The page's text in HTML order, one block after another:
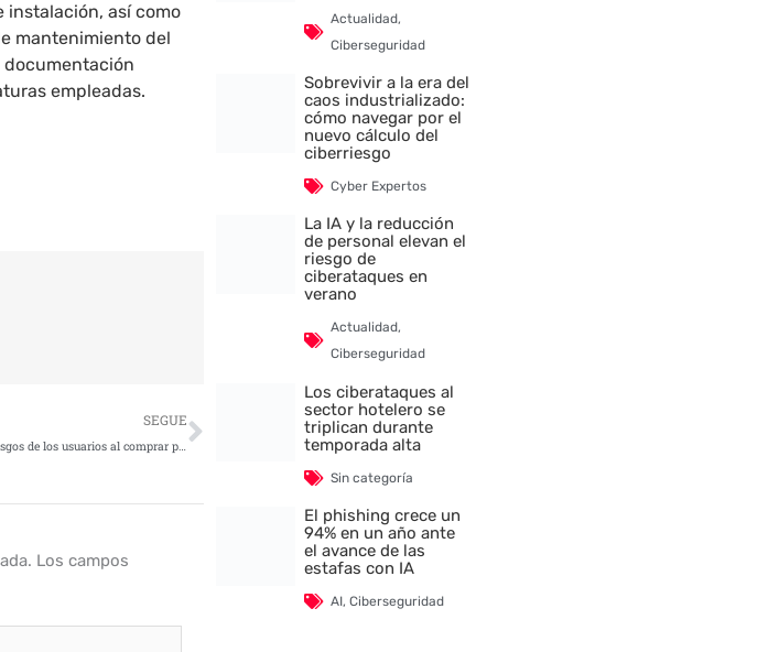
instalación, así como
mantenimiento del
documentación
empleadas.
SEGUE
Cinco errores y riesgos de los usuarios al comprar por Internet
Siguiente
Los campos
Actualidad,
Ciberseguridad
Sobrevivir a la era del
caos industrializado:
cómo navegar por el
nuevo cálculo del
ciberriesgo
Cyber Expertos
La IA y la reducción
de personal elevan el
riesgo de
ciberataques en
verano
Actualidad,
Ciberseguridad
Los ciberataques al
sector hotelero se
triplican durante
temporada alta
Sin categoría
El phishing crece un
94% en un año ante
el avance de las
estafas con IA
AI,Ciberseguridad